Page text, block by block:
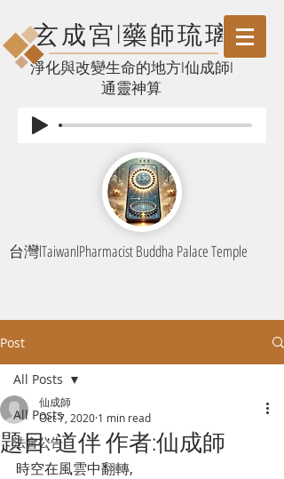
玄成宮l藥師琉璃
​淨化與改變生命的地方l仙成師l
通靈神算
台灣lTaiwanlPharmacist Buddha Palace Temple
Post
All Posts
法會公告
All Posts
題目: 道伴 作者:仙成師
仙成師
Oct 7, 2020 1 min read
時空在風雲中翻轉,